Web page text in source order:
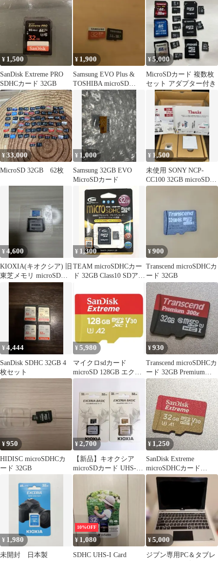
¥ 1,500
SanDisk Extreme PRO
SDHCカード 32GB
¥ 1,900
Samsung EVO Plus &
TOSHIBA microSD
32GB
¥5,000
MicroSDカード 複数枚
セット アダプター付き
¥33,000
MicroSD 32GB 62枚
¥ 1,000
Samsung 32GB EVO
MicroSDカード
¥ 1,500
未使用 SONY NCP-
CC100 32GB microSD・
付属品完備
¥4,600
KIOXIA(キオクシア) 旧
東芝メモリ microSD
256GB UHS-I
¥ 1,300
TEAM microSDHCカー
ド 32GB Class10 SDアダ
¥900
Transcend microSDHCカ
ード 32GB
¥4,444
SanDisk SDHC 32GB 4
枚セット
¥5,980
マイクロsdカード
microSD 128GB エクス
トリーム 128GB
¥930
Transcend microSDHCカ
ード 32GB Premium
300x
¥950
HIDISC microSDHCカ
ード 32GB
¥2,700
【新品】キオクシア
microSDカード UHS-I
対応 32GB 2個
¥ 1,250
SanDisk Extreme
microSDHCカード
32GB
¥ 1,980
未開封 日本製
10%OFF
¥ 1,080
SDHC UHS-I Card
¥5,000
ジブン専用PC＆タブレ